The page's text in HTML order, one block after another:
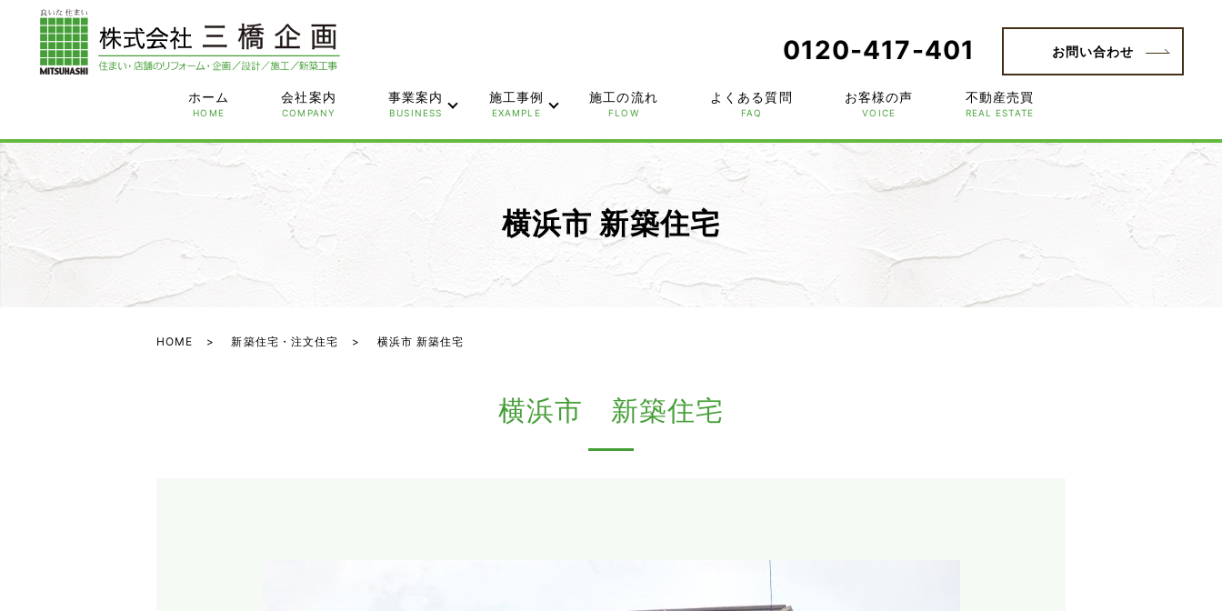
ホーム
HOME
会社案内
COMPANY
事業案内
BUSINESS
施工事例
EXAMPLE
施工の流れ
FLOW
よくある質問
FAQ
お客様の声
VOICE
不動産売買
REAL ESTATE
お問い合わせ
0120-417-401
横浜市 新築住宅
HOME 新築住宅・注文住宅 横浜市 新築住宅
横浜市 新築住宅